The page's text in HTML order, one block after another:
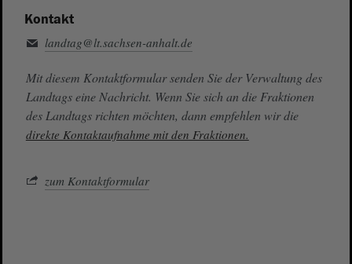
Kontakt
landtag@lt.sachsen-anhalt.de
Mit diesem Kontaktformular senden Sie der Verwaltung des
Landtags eine Nachricht. Wenn Sie sich an die Fraktionen
des Landtags richten möchten, dann empfehlen wir die
direkte Kontaktaufnahme mit den Fraktionen.
zum Kontaktformular